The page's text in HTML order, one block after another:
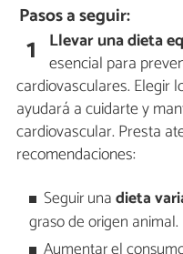
Pasos a seguir:
1 Llevar una dieta
esencial para
cardiovasculares. Elegir
ayudará a cuidarte y
cardiovascular. Presta
recomendaciones:
Seguir unadieta
graso de origen animal.